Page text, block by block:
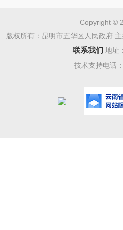
Copyright ©
版权所有：昆明市五华区人民政府
联系我们 地址
技术支持电话